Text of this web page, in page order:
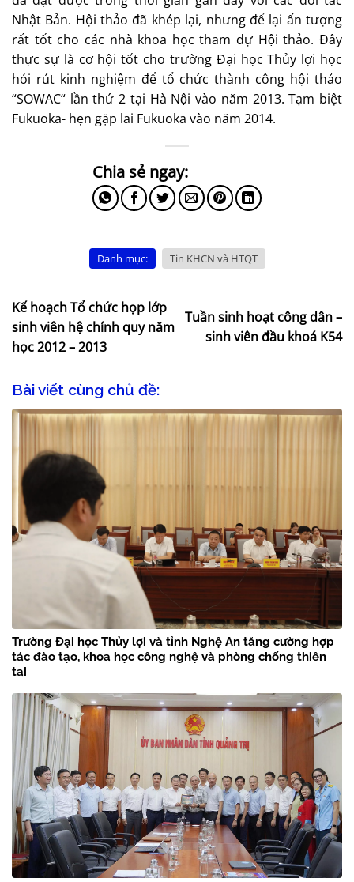
Nhật Bản. Hội thảo đã khép lại, nhưng để lại ấn tượng
rất tốt cho các nhà khoa học tham dự Hội thảo. Đây
thực sự là cơ hội tốt cho trường Đại học Thủy lợi học
hỏi rút kinh nghiệm để tổ chức thành công hội thảo
“SOWAC“ lần thứ 2 tại Hà Nội vào năm 2013. Tạm biệt
Fukuoka- hẹn gặp lai Fukuoka vào năm 2014.
Danh mục: Tin KHCN và HTQT
Kế hoạch Tổ chức họp lớp
sinh viên hệ chính quy năm
học 2012 – 2013
Tuần sinh hoạt công dân –
sinh viên đầu khoá K54
Bài viết cùng chủ đề:
Trường Đại học Thủy lợi và tỉnh Nghệ An tăng cường hợp
tác đào tạo, khoa học công nghệ và phòng chống thiên
tai